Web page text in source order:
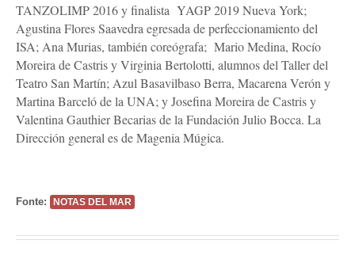
TANZOLIMP 2016 y finalista YAGP 2019 Nueva York;
Agustina Flores Saavedra egresada de perfeccionamiento del
ISA; Ana Murias, también coreógrafa; Mario Medina, Rocío
Moreira de Castris y Virginia Bertolotti, alumnos del Taller del
Teatro San Martín; Azul Basavilbaso Berra, Macarena Verón y
Martina Barceló de la UNA; y Josefina Moreira de Castris y
Valentina Gauthier Becarias de la Fundación Julio Bocca. La
Dirección general es de Magenia Múgica.
Fonte: NOTAS DEL MAR